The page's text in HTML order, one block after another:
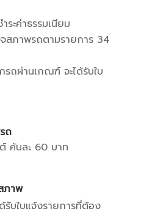
ระค่าธรรมเนียม
จสภาพรถตามรายการ 34
ถผ่านเกณฑ์ จะได้รับใบ
ถ
คันละ 60 บาท
ภาพ
รับใบแจ้งรายการที่ต้อง